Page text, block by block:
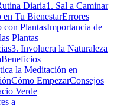
Diaria1. Sal a Caminar
en Tu BienestarErrores
con PlantasImportancia de
Plantas
3. Involucra la Naturaleza
Beneficios
la Meditación en
Cómo EmpezarConsejos
Verde
a